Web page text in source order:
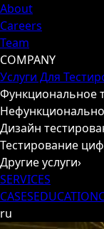
About
Careers
Team
COMPANY
Услуги Для
Функциональное
Дизайн
Тестирование
Другие услуги›
SERVICES
CASESEDUCATION
ru